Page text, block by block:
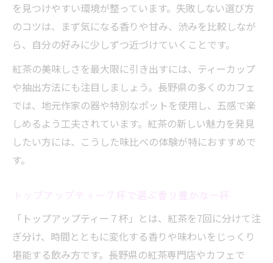
美味しい紅茶が買える店で感じる味の違い
ギフト用にも嬉しい紅茶の選び方解説
美味しい紅茶を探すなら長野県で間違いなし
紅茶おすすめ長野県で探す理想の味わい
トップアップティー７杯の楽しみ方とコツ
紅茶専門店めぐりで見つかる特別な一杯
美味しい紅茶ランキングに登場する秘密
意
トップアップティー７杯体験がギフト選び
に活きる
を見つけやすい環境が整っています。失敗しない選び方
のコツは、まず気になる香りや甘み、渋みを比較しなが
ら、自分の好みに少しずつ近づけていくことです。
紅茶の美味しさを最大限に引き出すには、ティーカップ
や抽出方法にも注目しましょう。長野県の多くのカフェ
では、地元作家の器や特別なポットを使用し、五感で楽
しめるよう工夫されています。紅茶の新しい魅力を発見
したい方には、こうした味比べの体験が特におすすめで
す。
「トップアップティー７杯」とは、紅茶を7回に分けて注
ぎ分け、時間とともに変化する香りや味わいをじっくり
堪能する飲み方です。長野県の紅茶専門店やカフェで